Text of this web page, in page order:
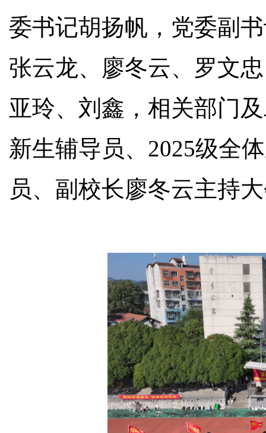
委书记胡扬帆，党委副
张云龙、廖冬云、罗文
亚玲、刘鑫，相关部门
新生辅导员、2025级全
员、副校长廖冬云主持